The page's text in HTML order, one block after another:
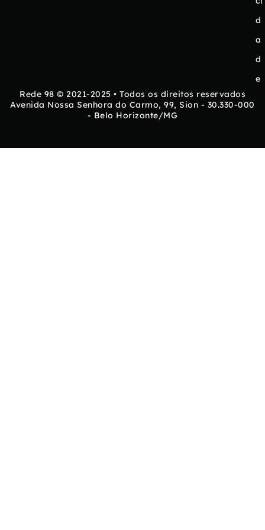
d
a
d
e
Rede 98 © 2021-2025 • Todos os direitos reservados
Avenida Nossa Senhora do Carmo, 99, Sion - 30.330-000
- Belo Horizonte/MG